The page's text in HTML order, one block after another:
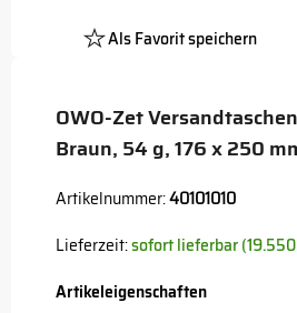
OWO-Zet
Braun, 54 g, 176 x 250
Artikelnummer:40101010
Lieferzeit:sofort lieferbar
Artikeleigenschaften
Als Favorit speichern